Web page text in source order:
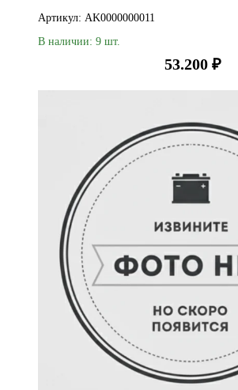
Артикул: AK0000000011
В наличии: 9 шт.
53.200 ₽